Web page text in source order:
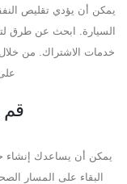
يمكن أن يؤدي تقليص
السيارة. ابحث عن طرق
خدمات الاشتراك. من خلال
قم
يمكن أن يساعدك
البقاء على المسار